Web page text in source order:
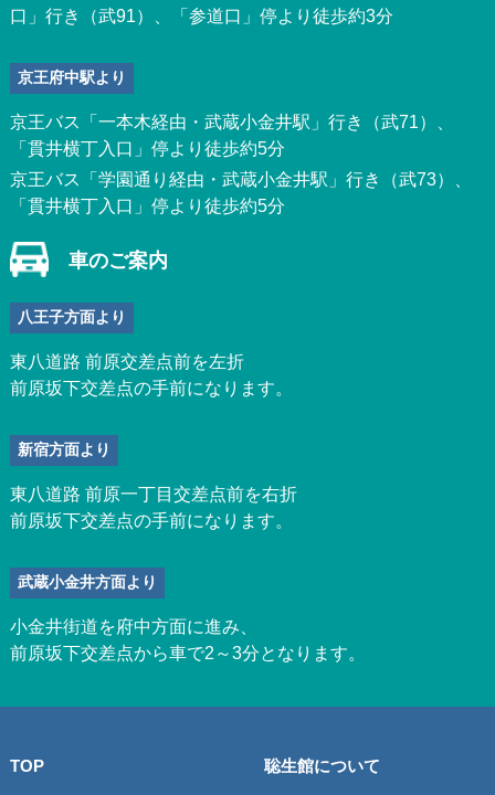
口」行き（武91）、「参道口」停より徒歩約3分
京王府中駅より
京王バス「一本木経由・武蔵小金井駅」行き（武71）、
「貫井横丁入口」停より徒歩約5分
京王バス「学園通り経由・武蔵小金井駅」行き（武73）、
「貫井横丁入口」停より徒歩約5分
車のご案内
八王子方面より
東八道路 前原交差点前を左折
前原坂下交差点の手前になります。
新宿方面より
東八道路 前原一丁目交差点前を右折
前原坂下交差点の手前になります。
武蔵小金井方面より
小金井街道を府中方面に進み、
前原坂下交差点から車で2～3分となります。
TOP 聡生館について